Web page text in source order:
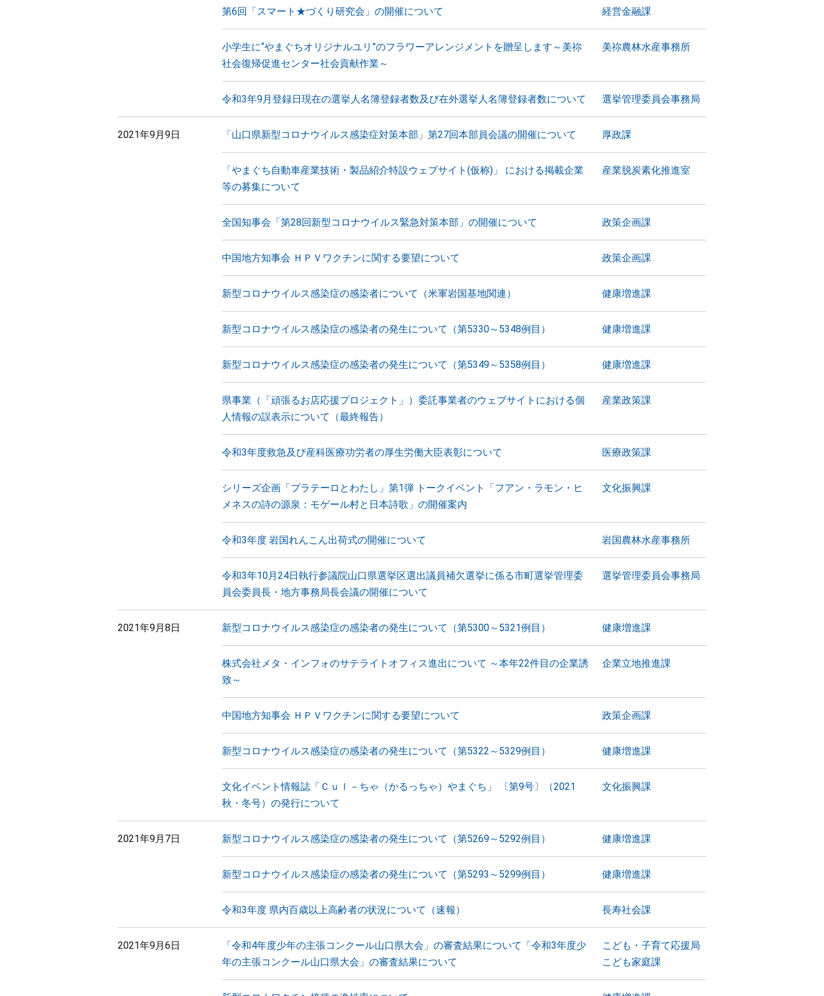
第6回「スマート★づくり研究会」の開催について 経営金融課
小学生に“やまぐちオリジナルユリ”のフラワーアレンジメントを贈呈します～美祢
社会復帰促進センター社会貢献作業～
美祢農林水産事務所
令和3年9月登録日現在の選挙人名簿登録者数及び在外選挙人名簿登録者数について 選挙管理委員会事務局
2021年9月9日 「山口県新型コロナウイルス感染症対策本部」第27回本部員会議の開催について 厚政課
「やまぐち自動車産業技術・製品紹介特設ウェブサイト(仮称)」 における掲載企業
等の募集について
産業脱炭素化推進室
全国知事会「第28回新型コロナウイルス緊急対策本部」の開催について 政策企画課
中国地方知事会 ＨＰＶワクチンに関する要望について 政策企画課
新型コロナウイルス感染症の感染者について（米軍岩国基地関連） 健康増進課
新型コロナウイルス感染症の感染者の発生について（第5330～5348例目） 健康増進課
新型コロナウイルス感染症の感染者の発生について（第5349～5358例目） 健康増進課
県事業（「頑張るお店応援プロジェクト」）委託事業者のウェブサイトにおける個
人情報の誤表示について（最終報告）
産業政策課
令和3年度救急及び産科医療功労者の厚生労働大臣表彰について 医療政策課
シリーズ企画「プラテーロとわたし」第1弾 トークイベント「フアン・ラモン・ヒ
メネスの詩の源泉：モゲール村と日本詩歌」の開催案内
文化振興課
令和3年度 岩国れんこん出荷式の開催について 岩国農林水産事務所
令和3年10月24日執行参議院山口県選挙区選出議員補欠選挙に係る市町選挙管理委
員会委員長・地方事務局長会議の開催について
選挙管理委員会事務局
2021年9月8日 新型コロナウイルス感染症の感染者の発生について（第5300～5321例目） 健康増進課
株式会社メタ・インフォのサテライトオフィス進出について ～本年22件目の企業誘
致～
企業立地推進課
中国地方知事会 ＨＰＶワクチンに関する要望について 政策企画課
新型コロナウイルス感染症の感染者の発生について（第5322～5329例目） 健康増進課
文化イベント情報誌「Ｃｕｌ－ちゃ（かるっちゃ）やまぐち」 〔第9号〕（2021
秋・冬号）の発行について
文化振興課
2021年9月7日 新型コロナウイルス感染症の感染者の発生について（第5269～5292例目） 健康増進課
新型コロナウイルス感染症の感染者の発生について（第5293～5299例目） 健康増進課
令和3年度 県内百歳以上高齢者の状況について（速報） 長寿社会課
2021年9月6日
「令和4年度少年の主張コンクール山口県大会」の審査結果について「令和3年度少
年の主張コンクール山口県大会」の審査結果について
こども・子育て応援局
こども家庭課